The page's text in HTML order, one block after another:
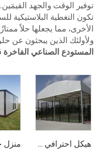
توفير الوقت والجهد القيمَين.
تكون التغطية البلاستيكية
الأخرى، مما يجعلها حلاً
ولأولئك الذين يبحثون عن
المستودع الصناعي الفاخرة
هيكل احترافي لملاعب البادل المصنوع من الفولاذ والزجاج | غطاء خيمة رياضية خارجية مقاوم للماء مع غطاء ظلٍّ لمشاريع مرافق التنس